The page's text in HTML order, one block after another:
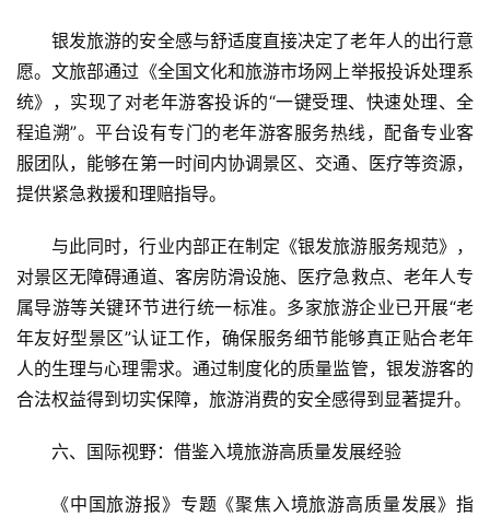
社
区
银发旅游的安全感与舒适度直接决定了老年人的出行意
愿。文旅部通过《全国文化和旅游市场网上举报投诉处理系
统》，实现了对老年游客投诉的“一键受理、快速处理、全
程追溯”。平台设有专门的老年游客服务热线，配备专业客
服团队，能够在第一时间内协调景区、交通、医疗等资源，
提供紧急救援和理赔指导。
与此同时，行业内部正在制定《银发旅游服务规范》，
对景区无障碍通道、客房防滑设施、医疗急救点、老年人专
属导游等关键环节进行统一标准。多家旅游企业已开展“老
年友好型景区”认证工作，确保服务细节能够真正贴合老年
人的生理与心理需求。通过制度化的质量监管，银发游客的
合法权益得到切实保障，旅游消费的安全感得到显著提升。
六、国际视野：借鉴入境旅游高质量发展经验
《中国旅游报》专题《聚焦入境旅游高质量发展》指